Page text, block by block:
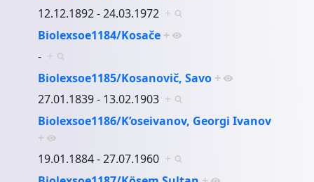
12.12.1892 - 24.03.1972 +
Biolexsoe1184/Kosače +
- +
Biolexsoe1185/Kosanovič, Savo +
27.01.1839 - 13.02.1903 +
Biolexsoe1186/K’oseivanov, Georgi Ivanov
+
19.01.1884 - 27.07.1960 +